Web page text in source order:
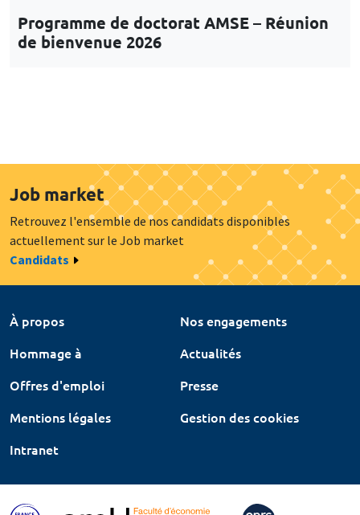
Programme de doctorat AMSE – Réunion
de bienvenue 2026
Job market
Retrouvez l'ensemble de nos candidats disponibles
actuellement sur le Job market
Candidats
À propos
Nos engagements
Hommage à
Actualités
Offres d'emploi
Presse
Mentions légales
Gestion des cookies
Intranet